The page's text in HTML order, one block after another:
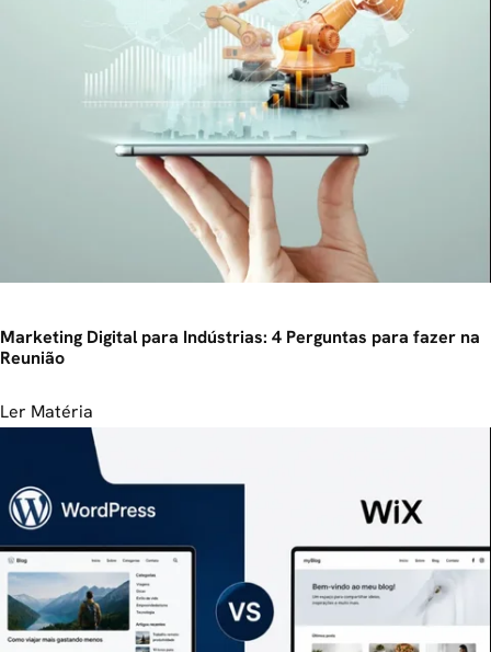
Marketing Digital para Indústrias: 4 Perguntas para fazer na
Reunião
Ler Matéria